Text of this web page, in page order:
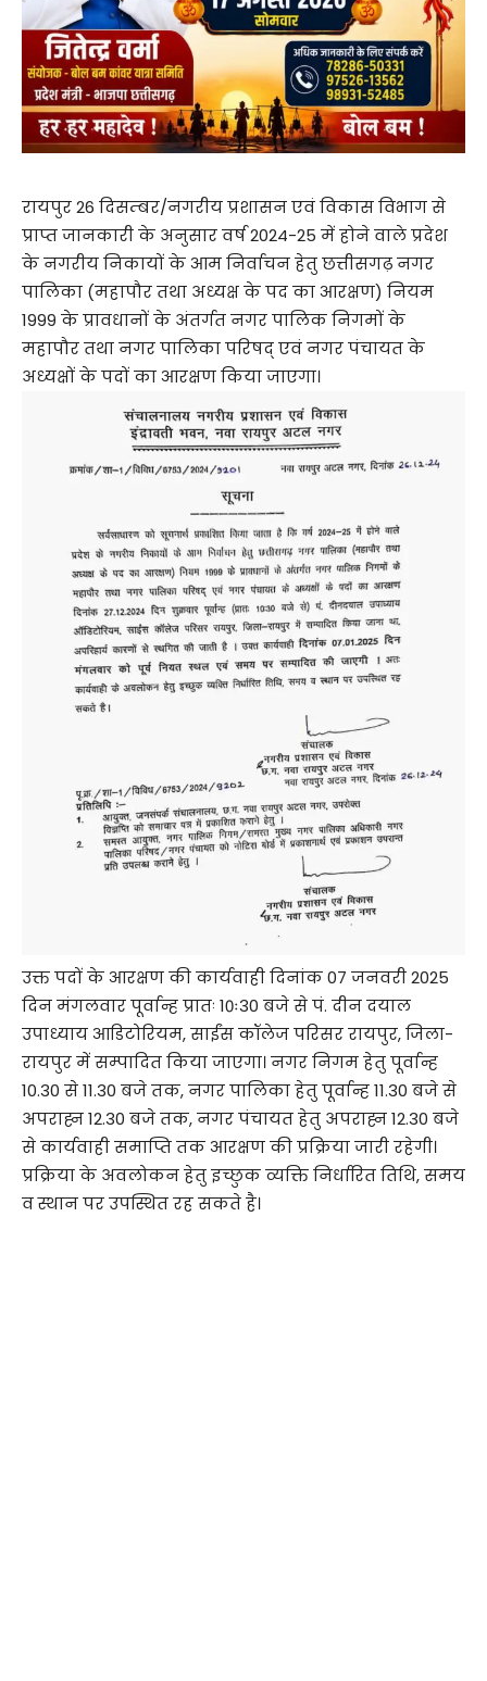
रायपुर 26 दिसम्बर/नगरीय प्रशासन एवं विकास विभाग से
प्राप्त जानकारी के अनुसार वर्ष 2024-25 में होने वाले प्रदेश
के नगरीय निकायों के आम निर्वाचन हेतु छत्तीसगढ़ नगर
पालिका (महापौर तथा अध्यक्ष के पद का आरक्षण) नियम
1999 के प्रावधानों के अंतर्गत नगर पालिक निगमों के
महापौर तथा नगर पालिका परिषद् एवं नगर पंचायत के
अध्यक्षों के पदों का आरक्षण किया जाएगा।
उक्त पदों के आरक्षण की कार्यवाही दिनांक 07 जनवरी 2025
दिन मंगलवार पूर्वान्ह प्रातः 10ः30 बजे से पं. दीन दयाल
उपाध्याय आडिटोरियम, साईंस कॉलेज परिसर रायपुर, जिला-
रायपुर में सम्पादित किया जाएगा। नगर निगम हेतु पूर्वान्ह
10.30 से 11.30 बजे तक, नगर पालिका हेतु पूर्वान्ह 11.30 बजे से
अपराह्न 12.30 बजे तक, नगर पंचायत हेतु अपराह्न 12.30 बजे
से कार्यवाही समाप्ति तक आरक्षण की प्रक्रिया जारी रहेगी।
प्रक्रिया के अवलोकन हेतु इच्छुक व्यक्ति निर्धारित तिथि, समय
व स्थान पर उपस्थित रह सकते है।